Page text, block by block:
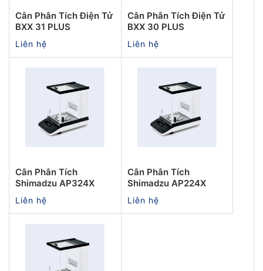
Cân Phân Tích Điện Tử
BXX 31 PLUS
Liên hệ
Cân Phân Tích Điện Tử
BXX 30 PLUS
Liên hệ
Cân Phân Tích
Shimadzu AP324X
Liên hệ
Cân Phân Tích
Shimadzu AP224X
Liên hệ